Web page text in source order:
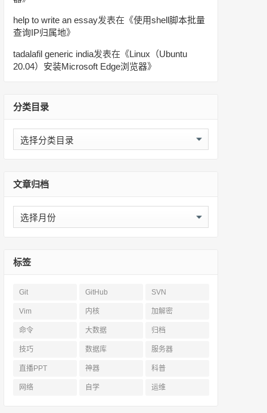
help to write an essay发表在《使用shell脚本批量
查询IP归属地》
tadalafil generic india发表在《Linux（Ubuntu
20.04）安装Microsoft Edge浏览器》
分类目录
分
类
文章归档
文
章
标签
Git GitHub SVN
Vim 内核 加解密
命令 大数据 归档
技巧 数据库 服务器
直播PPT 神器 科普
网络 自学 运维